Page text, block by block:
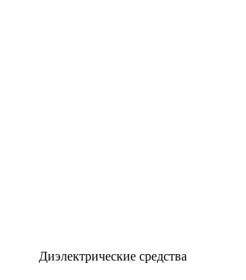
Диэлектрические средства